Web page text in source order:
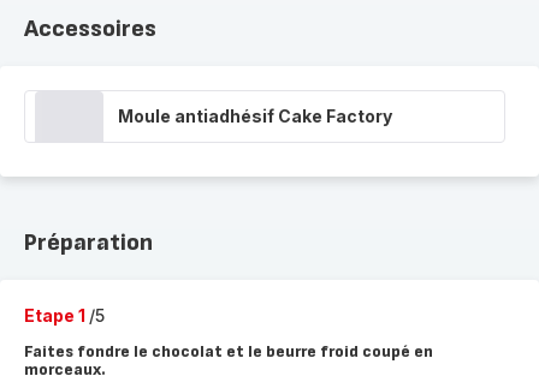
Accessoires
Moule antiadhésif Cake Factory
Préparation
Etape 1 /5
Faites fondre le chocolat et le beurre froid coupé en
morceaux.